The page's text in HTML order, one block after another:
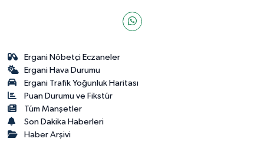
Ergani Nöbetçi Eczaneler
Ergani Hava Durumu
Ergani Trafik Yoğunluk Haritası
Puan Durumu ve Fikstür
Tüm Manşetler
Son Dakika Haberleri
Haber Arşivi